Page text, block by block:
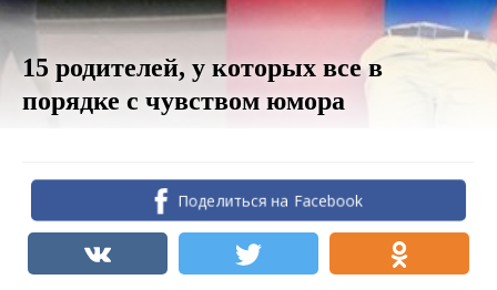
15 родителей, у которых все в
порядке с чувством юмора
Поделиться на Facebook